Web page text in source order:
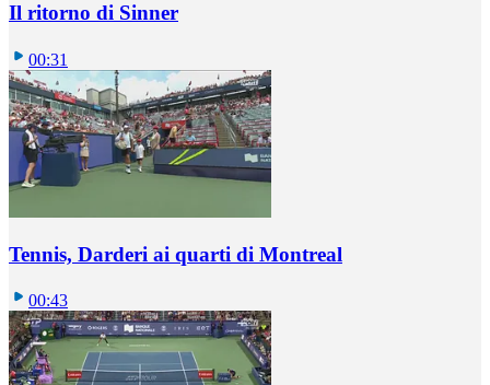
Il ritorno di Sinner
00:31
Tennis, Darderi ai quarti di Montreal
00:43